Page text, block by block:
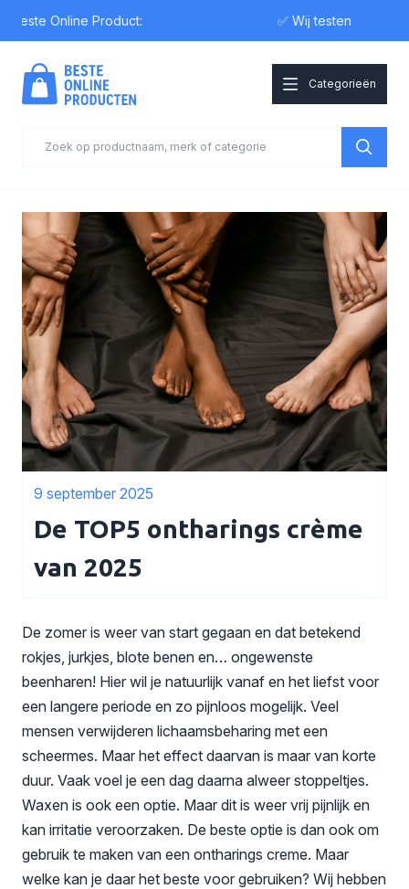
Online Product: ✅ Wij testen
Categorieën
9 september 2025
De TOP5 ontharings crème
van 2025
De zomer is weer van start gegaan en dat betekend
rokjes, jurkjes, blote benen en… ongewenste
beenharen! Hier wil je natuurlijk vanaf en het liefst voor
een langere periode en zo pijnloos mogelijk. Veel
mensen verwijderen lichaamsbeharing met een
scheermes. Maar het effect daarvan is maar van korte
duur. Vaak voel je een dag daarna alweer stoppeltjes.
Waxen is ook een optie. Maar dit is weer vrij pijnlijk en
kan irritatie veroorzaken. De beste optie is dan ook om
gebruik te maken van een ontharings creme. Maar
welke kan je daar het beste voor gebruiken? Wij hebben